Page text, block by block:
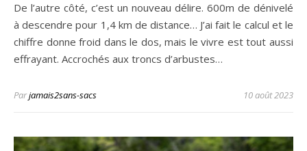
De l’autre côté, c’est un nouveau délire. 600m de dénivelé
à descendre pour 1,4 km de distance… J’ai fait le calcul et le
chiffre donne froid dans le dos, mais le vivre est tout aussi
effrayant. Accrochés aux troncs d’arbustes…
Parjamais2sans-sacs 10 août 2023